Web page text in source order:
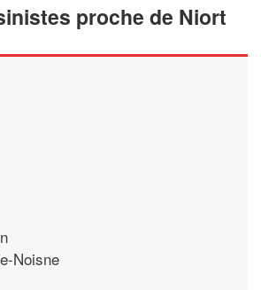
proche de Niort
Noisne